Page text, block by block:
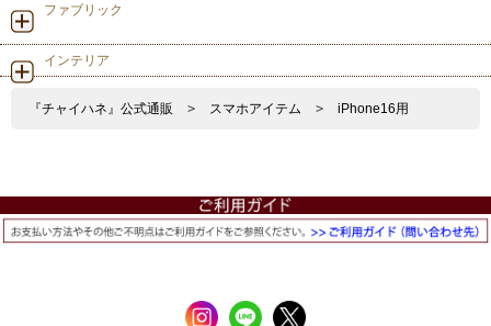
ファブリック
インテリア
『チャイハネ』公式通販 > スマホアイテム > iPhone16用